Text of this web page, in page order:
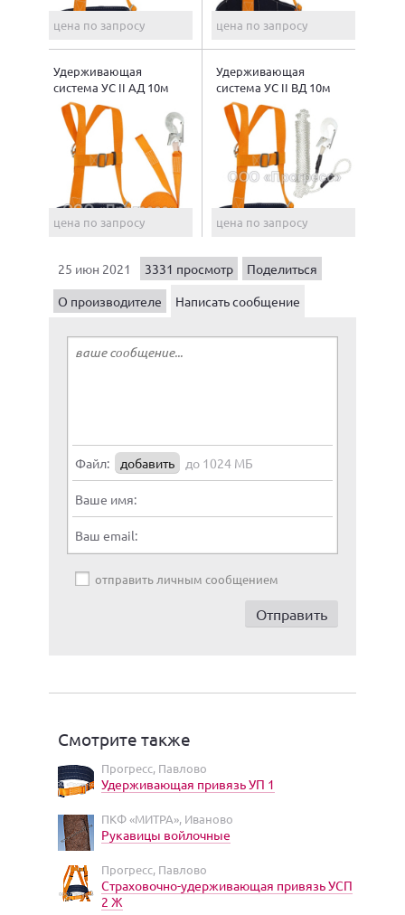
цена по запросу цена по запросу
Удерживающая
система УС II АД 10м
цена по запросу
Удерживающая
система УС II ВД 10м
цена по запросу
25 июн 2021 3331 просмотр
Поделиться
О производителе
Написать сообщение
Файл: добавить до 1024 МБ
Ваше имя:
Ваш email:
отправить личным сообщением
Смотрите также
Прогресс, Павлово
Удерживающая привязь УП 1
ПКФ «МИТРА», Иваново
Рукавицы войлочные
Прогресс, Павлово
Страховочно-удерживающая привязь УСП
2 Ж